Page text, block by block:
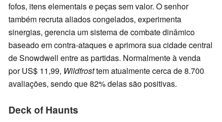
fofos, itens elementais e peças sem valor. O senhor
também recruta aliados congelados, experimenta
sinergias, gerencia um sistema de combate dinâmico
baseado em contra-ataques e aprimora sua cidade central
de Snowdwell entre as partidas. Normalmente à venda
por US$ 11,99, Wildfrosttem atualmente cerca de 8.700
avaliações, sendo que 82% delas são positivas.
Deck of Haunts